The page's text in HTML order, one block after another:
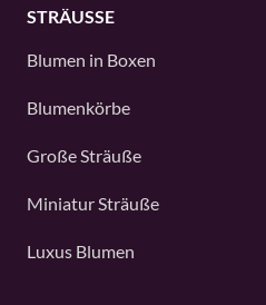
STRÄUSSE
Blumen in Boxen
Blumenkörbe
Große Sträuße
Miniatur Sträuße
Luxus Blumen